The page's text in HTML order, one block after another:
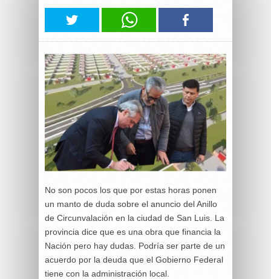
No son pocos los que por estas horas ponen
un manto de duda sobre el anuncio del Anillo
de Circunvalación en la ciudad de San Luis. La
provincia dice que es una obra que financia la
Nación pero hay dudas. Podría ser parte de un
acuerdo por la deuda que el Gobierno Federal
tiene con la administración local.